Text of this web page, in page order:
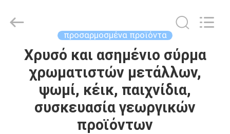
ΣΠΊΤΙ
ΠΡΟΪΌΝΤΑ
Exporting
προσαρμοσμένα προϊόντα
Χρυσό και ασημένιο σύρμα
χρωματιστών μετάλλων,
ψωμί, κέικ, παιχνίδια,
συσκευασία γεωργικών
προϊόντων